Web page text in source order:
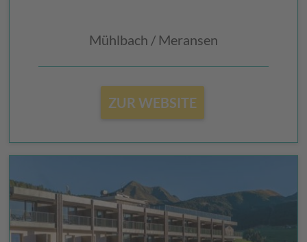
Mühlbach / Meransen
ZUR WEBSITE